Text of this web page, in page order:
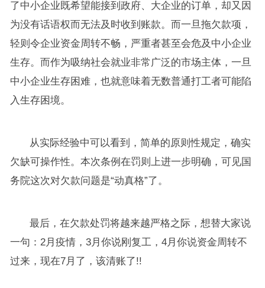
了中小企业既希望能接到政府、大企业的订单，却又因
为没有话语权而无法及时收到账款。而一旦拖欠款项，
轻则令企业资金周转不畅，严重者甚至会危及中小企业
生存。而作为吸纳社会就业非常广泛的市场主体，一旦
中小企业生存困难，也就意味着无数普通打工者可能陷
入生存困境。
从实际经验中可以看到，简单的原则性规定，确实
欠缺可操作性。本次条例在罚则上进一步明确，可见国
务院这次对欠款问题是“动真格”了。
最后，在欠款处罚将越来越严格之际，想替大家说
一句：2月疫情，3月你说刚复工，4月你说资金周转不
过来，现在7月了，该清账了!!